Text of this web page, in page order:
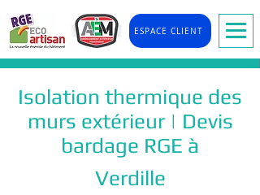
ESPACE CLIENT
Isolation thermique des
murs extérieur | Devis
bardage RGE à
Verdille